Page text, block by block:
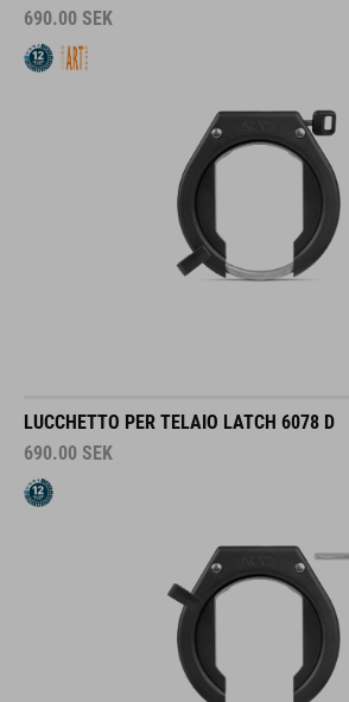
690.00 SEK
LUCCHETTO PER TELAIO LATCH 6078 D
690.00 SEK